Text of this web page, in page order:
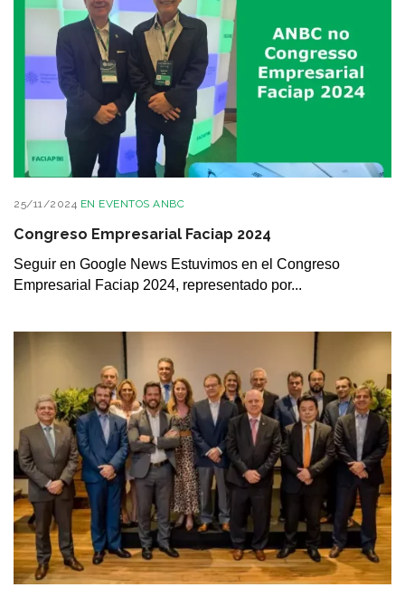
25/11/2024 EN EVENTOS ANBC
Congreso Empresarial Faciap 2024
Seguir en Google News Estuvimos en el Congreso
Empresarial Faciap 2024, representado por...